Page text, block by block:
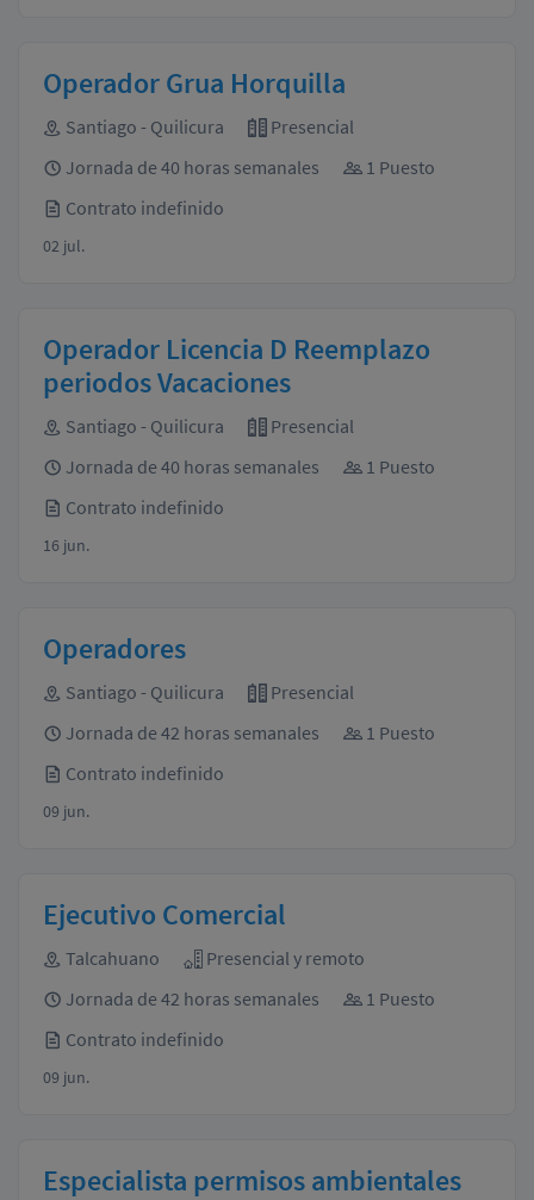
Operador Grua Horquilla
Santiago - Quilicura
Presencial
Jornada de 40 horas semanales
1 Puesto
Contrato indefinido
02 jul.
Operador Licencia D Reemplazo
periodos Vacaciones
Santiago - Quilicura
Presencial
Jornada de 40 horas semanales
1 Puesto
Contrato indefinido
16 jun.
Operadores
Santiago - Quilicura
Presencial
Jornada de 42 horas semanales
1 Puesto
Contrato indefinido
09 jun.
Ejecutivo Comercial
Talcahuano
Presencial y remoto
Jornada de 42 horas semanales
1 Puesto
Contrato indefinido
09 jun.
Especialista permisos ambientales